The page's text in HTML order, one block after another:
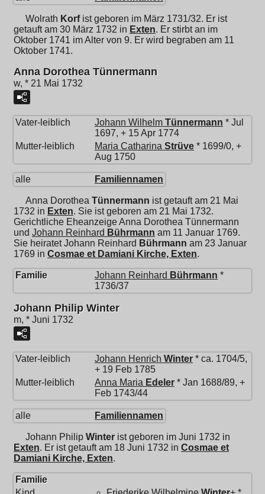
Wolrath Korfist geboren im März 1731/32. Er ist
getauft am 30 März 1732 in Exten. Er stirbt an im
Oktober 1741 im Alter von 9. Er wird begraben am 11
Oktober 1741.
Anna Dorothea Tünnermann
w, * 21 Mai 1732
Vater-leiblich Johann Wilhelm Tünnermann * Jul
1697, + 15 Apr 1774
Mutter-leiblich
Maria Catharina Strüve * 1699/0, +
Aug 1750
alle Familiennamen
Anna Dorothea Tünnermann ist getauft am 21 Mai
1732 in Exten. Sie ist geboren am 21 Mai 1732.
Gerichtliche Eheanzeige Anna Dorothea Tünnermann
und Johann Reinhard Bührmann am 11 Januar 1769.
Sie heiratetJohann Reinhard Bührmann am 23 Januar
1769 in Cosmae et Damiani Kirche, Exten.
Familie Johann Reinhard Bührmann *
1736/37
Johann Philip Winter
m, * Juni 1732
Vater-leiblich Johann Henrich Winter * ca. 1704/5,
+ 19 Feb 1785
Mutter-leiblich
Anna Maria Edeler * Jan 1688/89, +
Feb 1743/44
alle Familiennamen
Johann Philip Winter ist geboren im Juni 1732 in
Exten. Er ist getauft am 18 Juni 1732 in Cosmae et
Damiani Kirche, Exten.
Familie